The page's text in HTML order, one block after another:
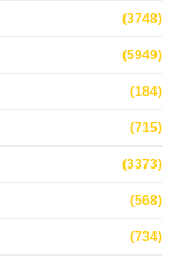
(3748)
(5949)
(184)
(715)
(3373)
(568)
(734)